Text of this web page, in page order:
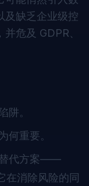
及缺乏企业级控
危及 GDPR、
阱。
何重要。
替代方案——
消除风险的同